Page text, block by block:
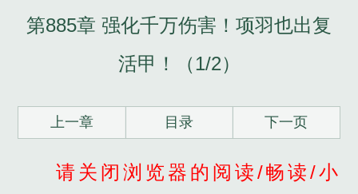
第885章 强化千万伤害！项羽也出复
活甲！（1/2）
上一章 目录 下一页
请关闭浏览器的阅读/畅读/小